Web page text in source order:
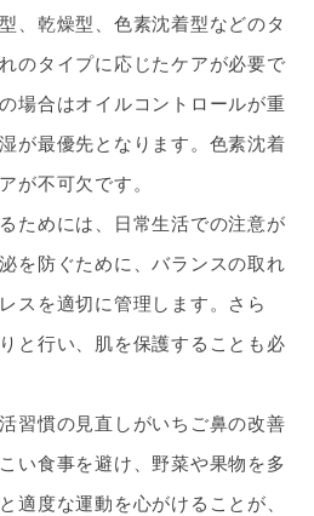
、乾燥型、色素沈着型などのタ
のタイプに応じたケアが必要で
場合はオイルコントロールが重
が最優先となります。色素沈着
が不可欠です。
ためには、日常生活での注意が
を防ぐために、バランスの取れ
スを適切に管理します。さら
と行い、肌を保護することも必
習慣の見直しがいちご鼻の改善
い食事を避け、野菜や果物を多
適度な運動を心がけることが、